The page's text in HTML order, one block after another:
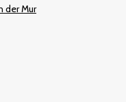
der Mur